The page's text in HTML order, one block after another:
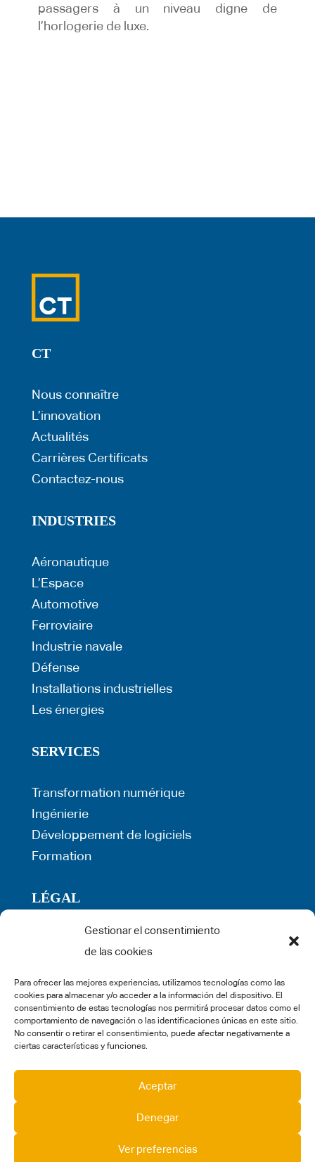
Gestionar el consentimiento
de las cookies
Para ofrecer las mejores experiencias, utilizamos tecnologías como las
cookies para almacenar y/o acceder a la información del dispositivo. El
consentimiento de estas tecnologías nos permitirá procesar datos como el
comportamiento de navegación o las identificaciones únicas en este sitio.
No consentir o retirar el consentimiento, puede afectar negativamente a
ciertas características y funciones.
Aceptar
Denegar
Ver preferencias
passagers à un niveau digne de
l’horlogerie de luxe.
CT
Nous connaître
L’innovation
Actualités
CarrièresCertificats
Contactez-nous
INDUSTRIES
Aéronautique
L’Espace
Automotive
Ferroviaire
Industrie navale
Défense
Installations industrielles
Les énergies
SERVICES
Transformation numérique
Ingénierie
Développement de logiciels
Formation
LÉGAL
Politique de confidentialité
Conditions générales d’utilisation
Politique de cookies
Mentions légales
Réclamation